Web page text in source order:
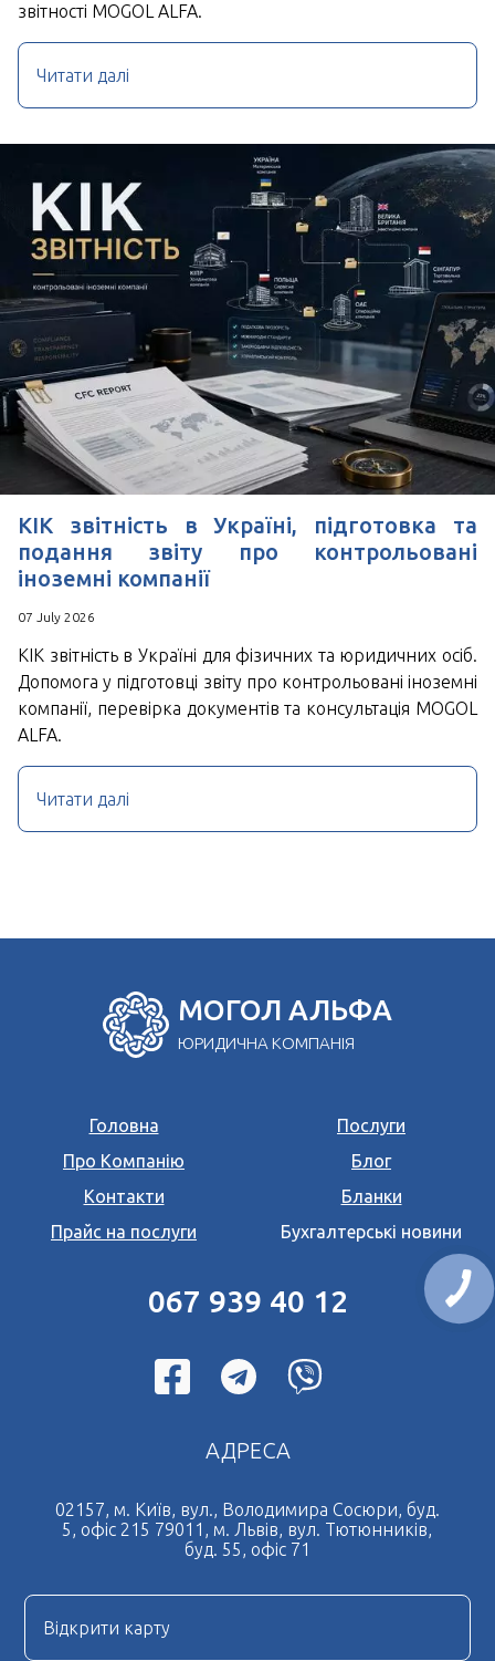
звітності MOGOL ALFA.
Читати далі
КІК звітність в Україні, підготовка та
подання звіту про контрольовані
іноземні компанії
07 July 2026
КІК звітність в Україні для фізичних та юридичних осіб.
Допомога у підготовці звіту про контрольовані іноземні
компанії, перевірка документів та консультація MOGOL
ALFA.
Читати далі
МОГОЛ АЛЬФА
ЮРИДИЧНА КОМПАНІЯ
Головна
Послуги
Про Компанію
Блог
Контакти
Бланки
Прайс на послуги
Бухгалтерські новини
067 939 40 12
АДРЕСА
02157, м. Київ, вул., Володимира Сосюри, буд.
5, офіс 215 79011, м. Львів, вул. Тютюнників,
буд. 55, офіс 71
Відкрити карту